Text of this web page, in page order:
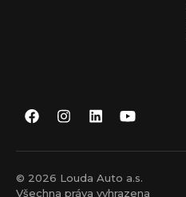
© 2026 Louda Auto a.s.
Všechna práva vyhrazena